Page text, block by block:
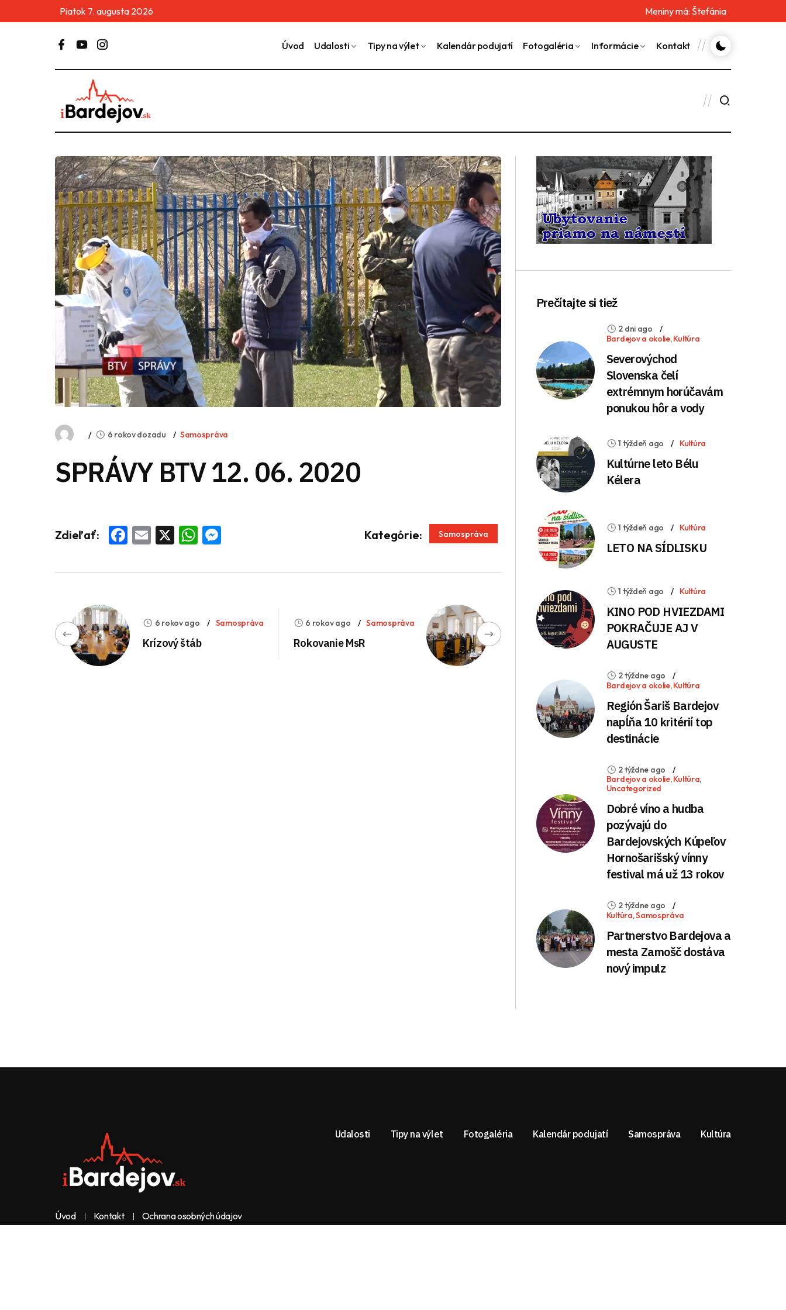
Piatok 7. augusta 2026 Meniny má: Štefánia
Úvod Udalosti Tipy na výlet Kalendár podujatí Fotogaléria Informácie Kontakt
6 rokov dozadu Samospráva
SPRÁVY BTV 12. 06. 2020
Zdieľať: Facebook
Email
X WhatsApp
Messenger Kategórie: Samospráva
6 rokov ago Samospráva
Krízový štáb
6 rokov ago Samospráva
Rokovanie MsR
Prečítajte si tiež
2 dni ago
Bardejov a okolie,Kultúra
Severovýchod
Slovenska čelí
extrémnym horúčavám
ponukou hôr a vody
1 týždeň ago Kultúra
Kultúrne leto Bélu
Kélera
1 týždeň ago Kultúra
LETO NA SÍDLISKU
1 týždeň ago Kultúra
KINO POD HVIEZDAMI
POKRAČUJE AJ V
AUGUSTE
2 týždne ago
Bardejov a okolie,Kultúra
Región Šariš Bardejov
napĺňa 10 kritérií top
destinácie
2 týždne ago
Bardejov a okolie,Kultúra,
Uncategorized
Dobré víno a hudba
pozývajú do
Bardejovských Kúpeľov
Hornošarišský vínny
festival má už 13 rokov
2 týždne ago
Kultúra,Samospráva
Partnerstvo Bardejova a
mesta Zamošč dostáva
nový impulz
Úvod Kontakt Ochrana osobných údajov
Udalosti Tipy na výlet Fotogaléria Kalendár podujatí Samospráva Kultúra